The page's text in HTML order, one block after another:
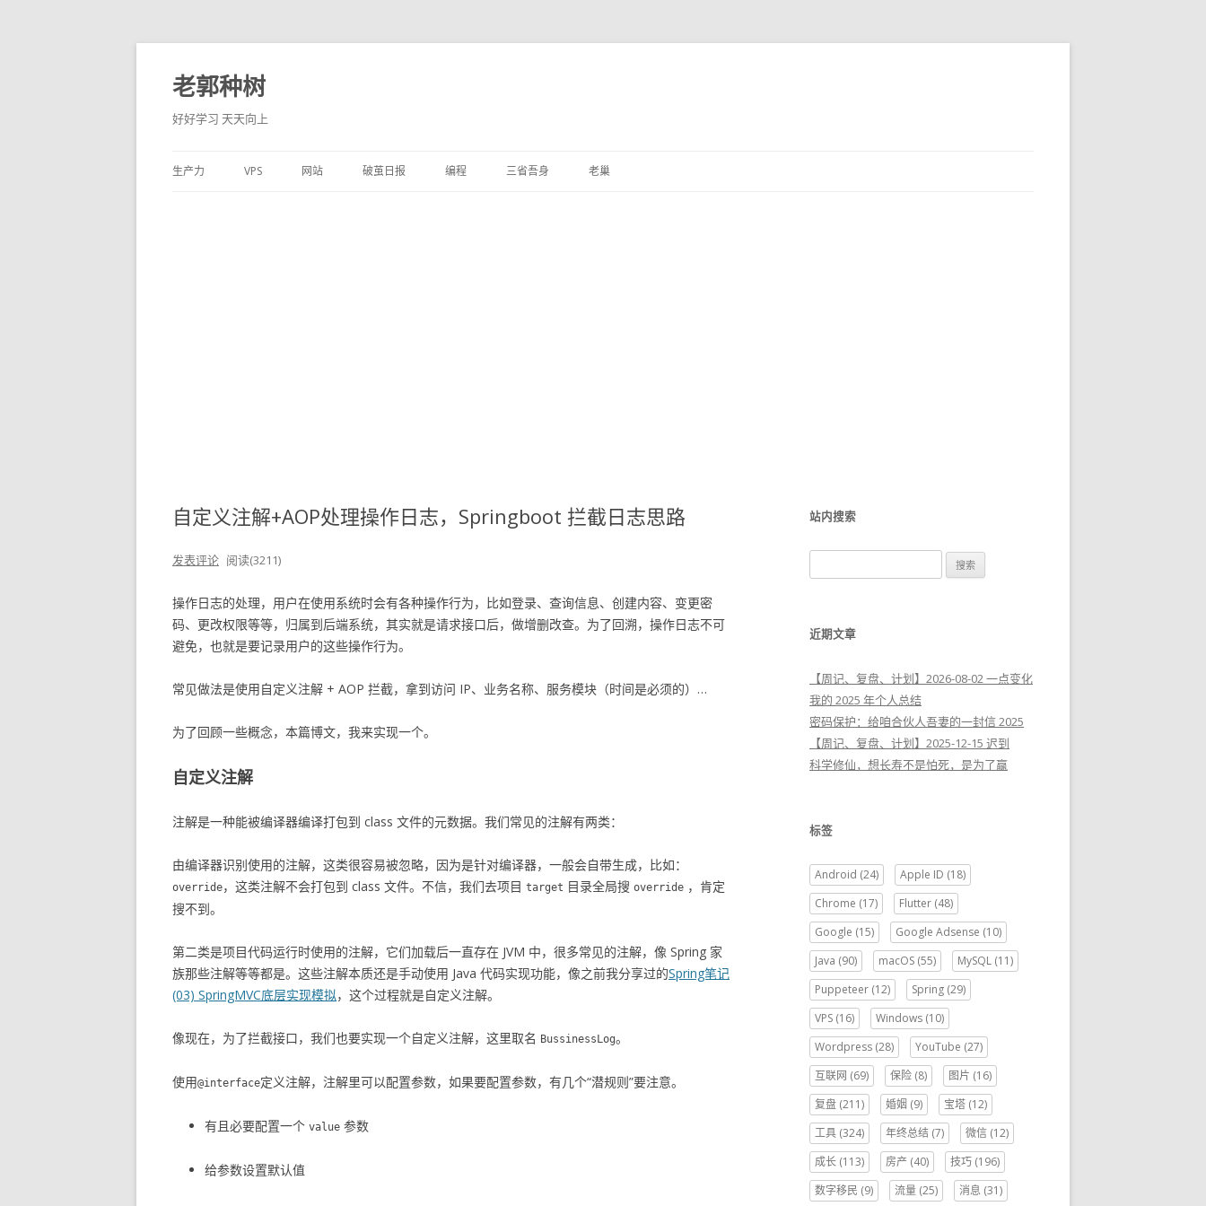
老郭种树
好好学习 天天向上
至
正
生产力 VPS 网站 破茧日报 编程 三省吾身 老巢
自定义注解+AOP处理操作日志，Springboot 拦截日志思路
发表评论 阅读(3211)
操作日志的处理，用户在使用系统时会有各种操作行为，比如登录、查询信息、创建内容、变更密
码、更改权限等等，归属到后端系统，其实就是请求接口后，做增删改查。为了回溯，操作日志不可
避免，也就是要记录用户的这些操作行为。
常见做法是使用自定义注解 + AOP 拦截，拿到访问 IP、业务名称、服务模块（时间是必须的）…
为了回顾一些概念，本篇博文，我来实现一个。
自定义注解
注解是一种能被编译器编译打包到 class 文件的元数据。我们常见的注解有两类：
由编译器识别使用的注解，这类很容易被忽略，因为是针对编译器，一般会自带生成，比如：
override，这类注解不会打包到 class 文件。不信，我们去项目 target 目录全局搜 override ，肯定
搜不到。
第二类是项目代码运行时使用的注解，它们加载后一直存在 JVM 中，很多常见的注解，像 Spring 家
族那些注解等等都是。这些注解本质还是手动使用 Java 代码实现功能，像之前我分享过的Spring笔记
(03) SpringMVC底层实现模拟，这个过程就是自定义注解。
像现在，为了拦截接口，我们也要实现一个自定义注解，这里取名 BussinessLog。
使用@interface定义注解，注解里可以配置参数，如果要配置参数，有几个“潜规则”要注意。
有且必要配置一个 value 参数
给参数设置默认值
站内搜索
索
近期文章
【周记、复盘、计划】2026-08-02 一点变化
我的 2025 年个人总结
密码保护：给咱合伙人吾妻的一封信 2025
【周记、复盘、计划】2025-12-15 迟到
科学修仙，想长寿不是怕死，是为了赢
标签
Android (24) Apple ID (18)
Chrome (17) Flutter (48)
Google (15) Google Adsense (10)
Java (90) macOS (55) MySQL (11)
Puppeteer (12) Spring (29)
VPS (16) Windows (10)
Wordpress (28) YouTube (27)
互联网 (69) 保险 (8) 图片 (16)
复盘 (211) 婚姻 (9) 宝塔 (12)
工具 (324) 年终总结 (7) 微信 (12)
成长 (113) 房产 (40) 技巧 (196)
数字移民 (9) 流量 (25) 消息 (31)